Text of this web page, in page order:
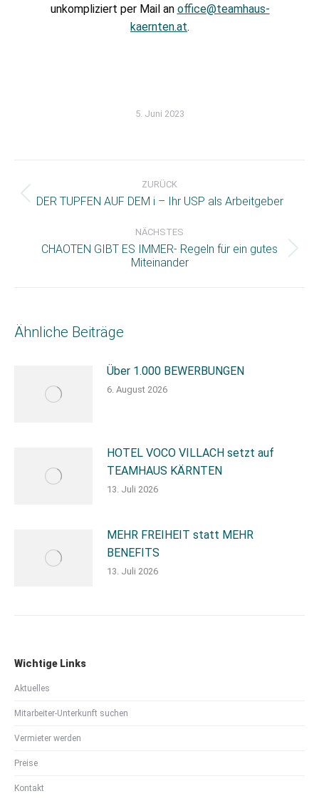
unkompliziert per Mail an office@teamhaus-
kaernten.at.
5. Juni 2023
ZURÜCK
Vorheriger
DER TUPFEN AUF DEM i – Ihr USP als Arbeitgeber
NÄCHSTES
Nächster
CHAOTEN GIBT ES IMMER- Regeln für ein gutes
Miteinander
Ähnliche Beiträge
Über 1.000 BEWERBUNGEN
6. August 2026
HOTEL VOCO VILLACH setzt auf
TEAMHAUS KÄRNTEN
13. Juli 2026
MEHR FREIHEIT statt MEHR
BENEFITS
13. Juli 2026
Wichtige Links
Aktuelles
Mitarbeiter-Unterkunft suchen
Vermieter werden
Preise
Kontakt